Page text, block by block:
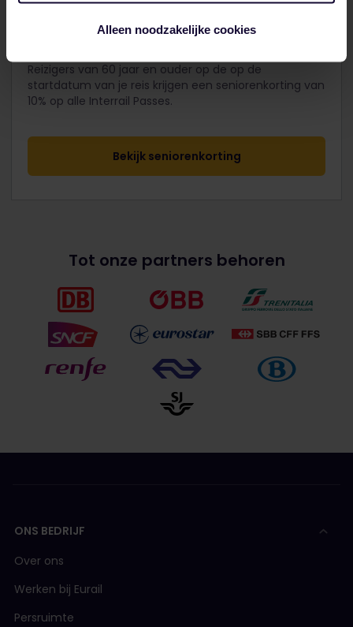
Alleen noodzakelijke cookies
Reizigers van 60 jaar en ouder op de op de
startdatum van je reis krijgen een seniorenkorting van
10% op alle Interrail Passes.
Bekijk seniorenkorting
Tot onze partners behoren
ONS BEDRIJF
Over ons
Werken bij Eurail
Persruimte